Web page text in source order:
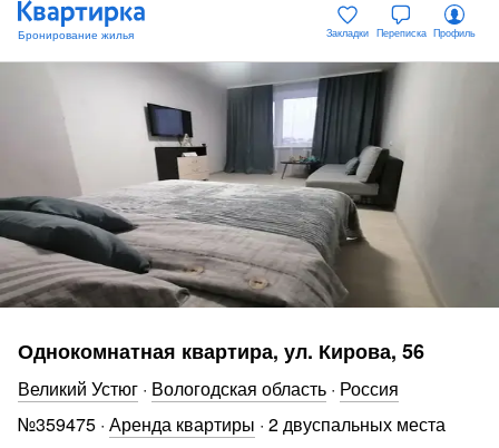
Закладки Переписка Профиль
Однокомнатная квартира, ул. Кирова, 56
Великий Устюг · Вологодская область · Россия
№359475 · Аренда квартиры · 2 двуспальных места